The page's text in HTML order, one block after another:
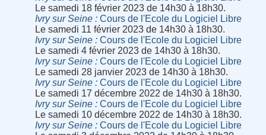
Le samedi 18 février 2023 de 14h30 à 18h30.
Ivry sur Seine
Cours de l'Ecole du Logiciel Libre
Le samedi 11 février 2023 de 14h30 à 18h30.
Ivry sur Seine
Cours de l'Ecole du Logiciel Libre
Le samedi 4 février 2023 de 14h30 à 18h30.
Ivry sur Seine
Cours de l'Ecole du Logiciel Libre
Le samedi 28 janvier 2023 de 14h30 à 18h30.
Ivry sur Seine
Cours de l'Ecole du Logiciel Libre
Le samedi 17 décembre 2022 de 14h30 à 18h30.
Ivry sur Seine
Cours de l'Ecole du Logiciel Libre
Le samedi 10 décembre 2022 de 14h30 à 18h30.
Ivry sur Seine
Cours de l'Ecole du Logiciel Libre